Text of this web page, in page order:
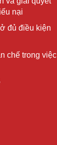
nại
đủ điều kiện
chế trong việc